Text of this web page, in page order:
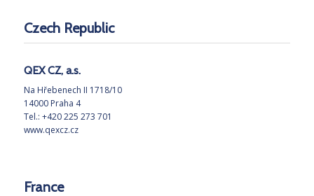
Czech Republic
QEX CZ, a.s.
Na Hřebenech II 1718/10
14000 Praha 4
Tel.: +420 225 273 701
www.qexcz.cz
France